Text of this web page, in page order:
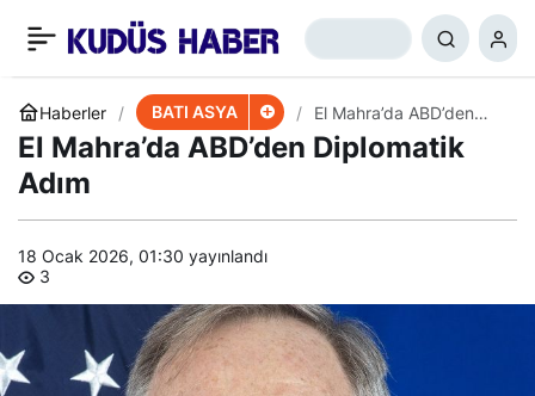
Haberler BATI ASYA
El Mahra’da ABD’den
Diplomatik Adım
El Mahra’da ABD’den Diplomatik
Adım
18 Ocak 2026, 01:30 yayınlandı
3
Lübnan’da Hükümet
Kurulamıyor, Sınır
Müzakereleri İlerlemiyor,
+ 0 Paylaş